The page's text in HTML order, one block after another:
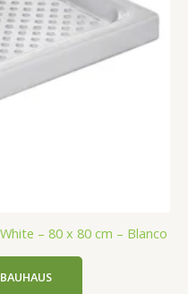
– 80 x 80 cm – Blanco